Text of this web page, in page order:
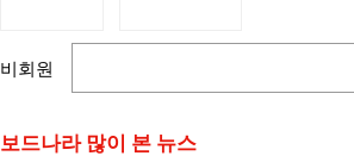
비회원
보드나라 많이 본 뉴스